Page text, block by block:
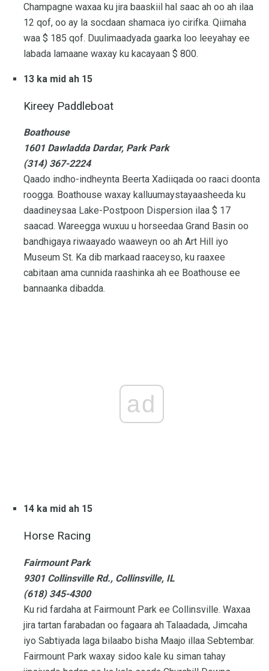
Champagne waxaa ku jira baaskiil hal saac ah oo ah ilaa
12 qof, oo ay la socdaan shamaca iyo cirifka. Qiimaha
waa $ 185 qof. Duulimaadyada gaarka loo leeyahay ee
labada lamaane waxay ku kacayaan $ 800.
13 ka mid ah 15
Kireey Paddleboat
Boathouse
1601 Dawladda Dardar, Park Park
(314) 367-2224
Qaado indho-indheynta Beerta Xadiiqada oo raaci doonta
roogga. Boathouse waxay kalluumaystayaasheeda ku
daadineysaa Lake-Postpoon Dispersion ilaa $ 17
saacad. Wareegga wuxuu u horseedaa Grand Basin oo
bandhigaya riwaayado waaweyn oo ah Art Hill iyo
Museum St. Ka dib markaad raaceyso, ku raaxee
cabitaan ama cunnida raashinka ah ee Boathouse ee
bannaanka dibadda.
ad
14 ka mid ah 15
Horse Racing
Fairmount Park
9301 Collinsville Rd., Collinsville, IL
(618) 345-4300
Ku rid fardaha at Fairmount Park ee Collinsville. Waxaa
jira tartan farabadan oo fagaara ah Talaadada, Jimcaha
iyo Sabtiyada laga bilaabo bisha Maajo illaa Sebtembar.
Fairmount Park waxay sidoo kale ku siman tahay